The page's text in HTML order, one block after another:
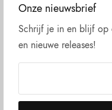
Onze nieuwsbrief
Schrijf je in en blijf op
en nieuwe releases!
Aanvullende informatie
Beoordelingen (0)
85% katoen 15%
Voor de afmeting per